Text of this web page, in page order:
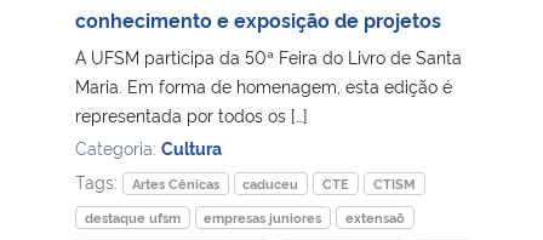
conhecimento e exposição de projetos
A UFSM participa da 50ª Feira do Livro de Santa
Maria. Em forma de homenagem, esta edição é
representada por todos os […]
Categoria: Cultura
Tags:
Artes Cênicas caduceu CTE
CTISM
destaque ufsm
empresas juniores
extensaõ